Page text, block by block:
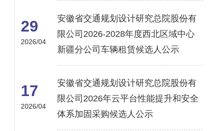
29
2026/04
安徽省交通规划设计研究总院股份有
限公司2026-2028年度西北区域中心
新疆分公司车辆租赁候选人公示
17
2026/04
安徽省交通规划设计研究总院股份有
限公司2026年云平台性能提升和安全
体系加固采购候选人公示